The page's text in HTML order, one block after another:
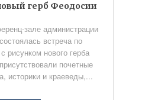
герб Феодосии
зале администрации
встреча по
рисунком нового герба
почетные
историки и краеведы,...